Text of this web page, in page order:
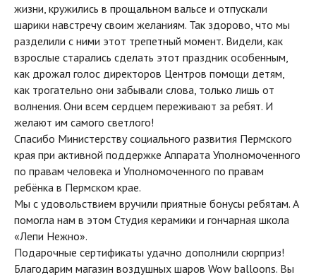
жизни, кружились в прощальном вальсе и отпускали
шарики навстречу своим желаниям. Так здорово, что мы
разделили с ними этот трепетный момент. Видели, как
взрослые старались сделать этот праздник особенным,
как дрожал голос директоров Центров помощи детям,
как трогательно они забывали слова, только лишь от
волнения. Они всем сердцем переживают за ребят. И
желают им самого светлого!
Спасибо Министерству социального развития Пермского
края при активной поддержке Аппарата Уполномоченного
по правам человека и Уполномоченного по правам
ребёнка в Пермском крае.
Мы с удовольствием вручили приятные бонусы ребятам. А
помогла нам в этом Студия керамики и гончарная школа
«Лепи Нежно».
Подарочные сертификаты удачно дополнили сюрприз!
Благодарим магазин воздушных шаров Wow balloons. Вы